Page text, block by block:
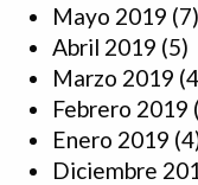
Mayo 2019 (7)
Abril 2019 (5)
Marzo 2019
Febrero 2019
Enero 2019
Diciembre